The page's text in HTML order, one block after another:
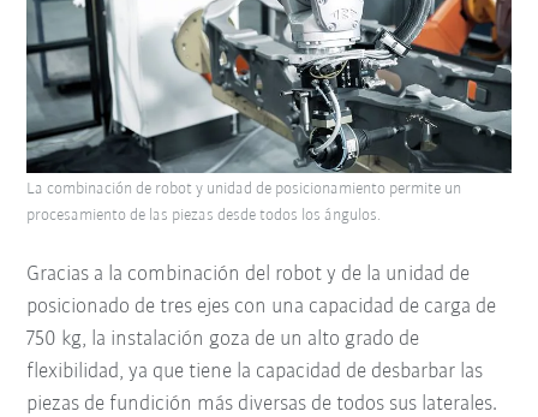
Gracias a la combinación del robot y de la unidad de
posicionado de tres ejes con una capacidad de carga de
750 kg, la instalación goza de un alto grado de
flexibilidad, ya que tiene la capacidad de desbarbar las
piezas de fundición más diversas de todos sus laterales.
La combinación de robot y unidad de posicionamiento permite un
procesamiento de las piezas desde todos los ángulos.